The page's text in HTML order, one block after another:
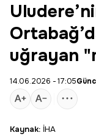
uğrayan
14.06.2026 - 17:05
Kaynak: İHA